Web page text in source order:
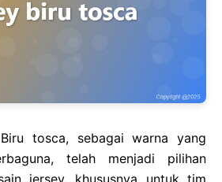
tosca, sebagai warna yang
telah menjadi pilihan